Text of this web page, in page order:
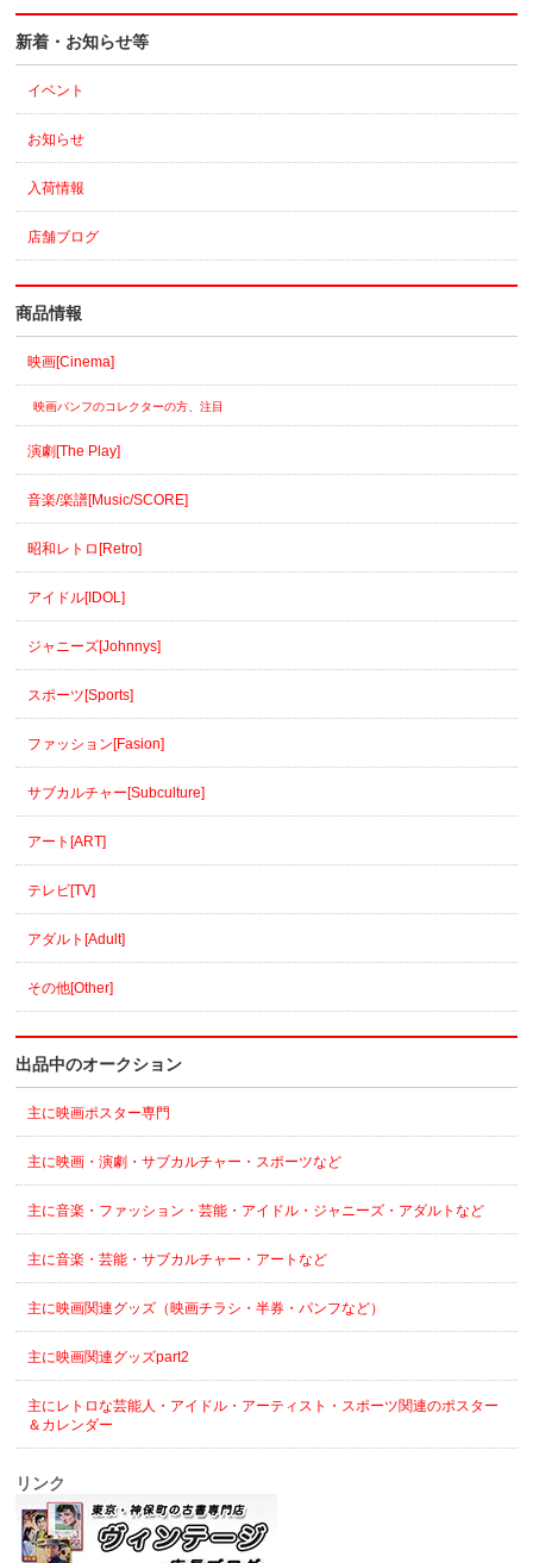
新着・お知らせ等
イベント
お知らせ
入荷情報
店舗ブログ
商品情報
映画[Cinema]
映画パンフのコレクターの方、注目
演劇[The Play]
音楽/楽譜[Music/SCORE]
昭和レトロ[Retro]
アイドル[IDOL]
ジャニーズ[Johnnys]
スポーツ[Sports]
ファッション[Fasion]
サブカルチャー[Subculture]
アート[ART]
テレビ[TV]
アダルト[Adult]
その他[Other]
出品中のオークション
主に映画ポスター専門
主に映画・演劇・サブカルチャー・スポーツなど
主に音楽・ファッション・芸能・アイドル・ジャニーズ・アダルトなど
主に音楽・芸能・サブカルチャー・アートなど
主に映画関連グッズ（映画チラシ・半券・パンフなど）
主に映画関連グッズpart2
主にレトロな芸能人・アイドル・アーティスト・スポーツ関連のポスター
＆カレンダー
リンク